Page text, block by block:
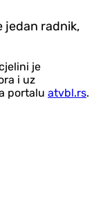
jedan radnik,
je
i uz
portalu atvbl.rs.